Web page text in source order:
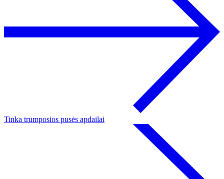
Tinka trumposios pusės apdailai